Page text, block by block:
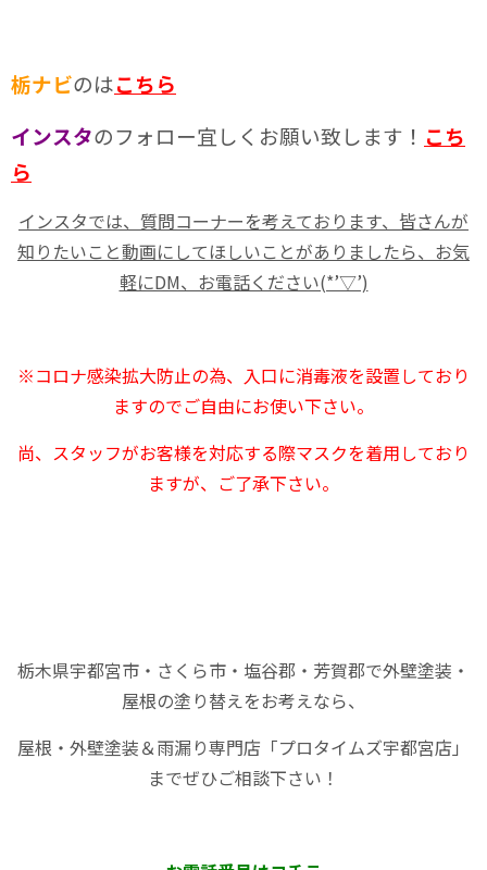
栃ナビのはこちら
インスタのフォロー宜しくお願い致します！ こち
ら
インスタでは、質問コーナーを考えております、皆さんが
知りたいこと動画にしてほしいことがありましたら、お気
軽にDM、お電話ください(*’▽’)
※コロナ感染拡大防止の為、入口に消毒液を設置しており
ますのでご自由にお使い下さい。
尚、スタッフがお客様を対応する際マスクを着用しており
ますが、ご了承下さい。
栃木県宇都宮市・さくら市・塩谷郡・芳賀郡で外壁塗装・
屋根の塗り替えをお考えなら、
屋根・外壁塗装＆雨漏り専門店「プロタイムズ宇都宮店」
までぜひご相談下さい！